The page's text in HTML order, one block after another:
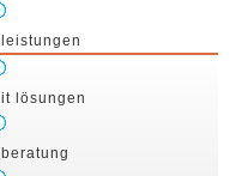
leistungen
it lösungen
beratung